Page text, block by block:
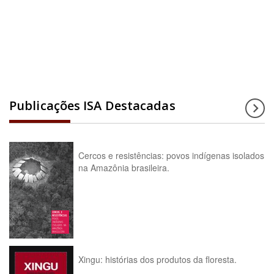
Publicações ISA Destacadas
Cercos e resistências: povos indígenas isolados
na Amazônia brasileira.
Xingu: histórias dos produtos da floresta.